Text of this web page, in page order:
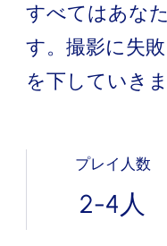
すべてはあな
す。撮影に失
を下していき
プレイ人数
2-4人